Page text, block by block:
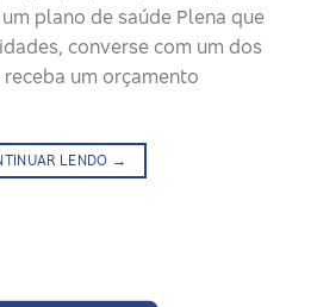
plano de saúde Plena que
converse com um dos
um orçamento
LENDO →